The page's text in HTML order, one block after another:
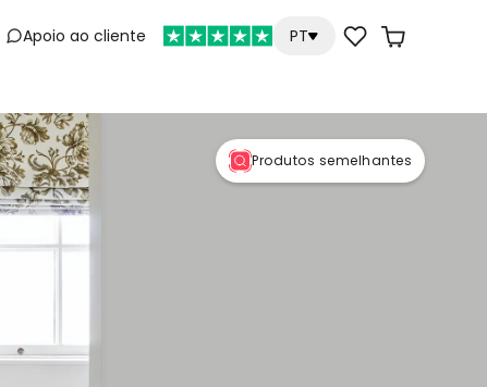
Apoio ao cliente PT
Produtos semelhantes